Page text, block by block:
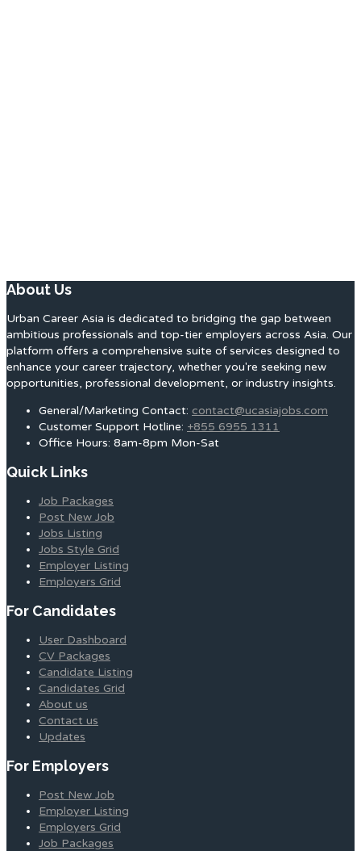
About Us
Urban Career Asia is dedicated to bridging the gap between
ambitious professionals and top-tier employers across Asia. Our
platform offers a comprehensive suite of services designed to
enhance your career trajectory, whether you're seeking new
opportunities, professional development, or industry insights.
General/Marketing Contact: contact@ucasiajobs.com
Customer Support Hotline: +855 6955 1311
Office Hours: 8am-8pm Mon-Sat
Quick Links
Job Packages
Post New Job
Jobs Listing
Jobs Style Grid
Employer Listing
Employers Grid
For Candidates
User Dashboard
CV Packages
Candidate Listing
Candidates Grid
About us
Contact us
Updates
For Employers
Post New Job
Employer Listing
Employers Grid
Job Packages